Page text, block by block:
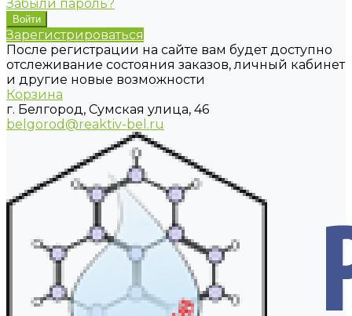
Забыли пароль?
Зарегистрироваться
После регистрации на сайте вам будет доступно
отслеживание состояния заказов, личный кабинет
и другие новые возможности
Корзина
г. Белгород, Сумская улица, 46
belgorod@reaktiv-bel.ru